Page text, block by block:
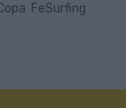
FeSurfing